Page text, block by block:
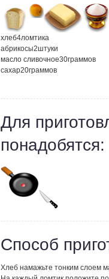
хлеб4ломтика
абрикосы2штуки
масло сливочное30граммов
сахар20граммов
Для
понадобятся:
Способ
Хлеб намажьте тонким слоем